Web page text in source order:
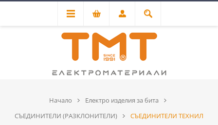
Начало
Електро изделия за бита
СЪЕДИНИТЕЛИ (РАЗКЛОНИТЕЛИ)
СЪЕДИНИТЕЛИ ТЕХНИЛ